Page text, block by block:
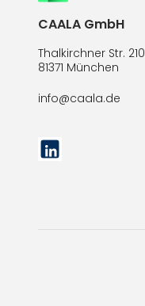
CAALA GmbH
Thalkirchner Str. 210
81371 München
info@caala.de